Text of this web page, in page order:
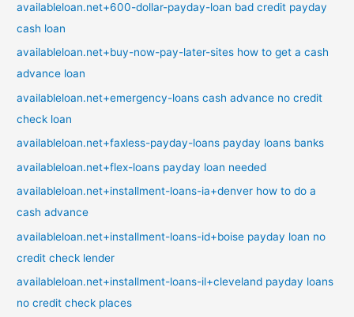
availableloan.net+600-dollar-payday-loan bad credit payday
cash loan
availableloan.net+buy-now-pay-later-sites how to get a cash
advance loan
availableloan.net+emergency-loans cash advance no credit
check loan
availableloan.net+faxless-payday-loans payday loans banks
availableloan.net+flex-loans payday loan needed
availableloan.net+installment-loans-ia+denver how to do a
cash advance
availableloan.net+installment-loans-id+boise payday loan no
credit check lender
availableloan.net+installment-loans-il+cleveland payday loans
no credit check places